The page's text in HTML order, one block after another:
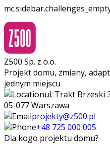
Z500 Sp. z o.o.
Projekt domu, zmiany,
jednym miejscu
ul. Trakt Brzeski
05-077 Warszawa
projekty@z500.pl
+48 725 000 005
Dla kogo projektu domu?